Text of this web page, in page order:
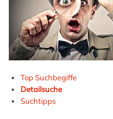
Top Suchbegiffe
Detailsuche
Suchtipps